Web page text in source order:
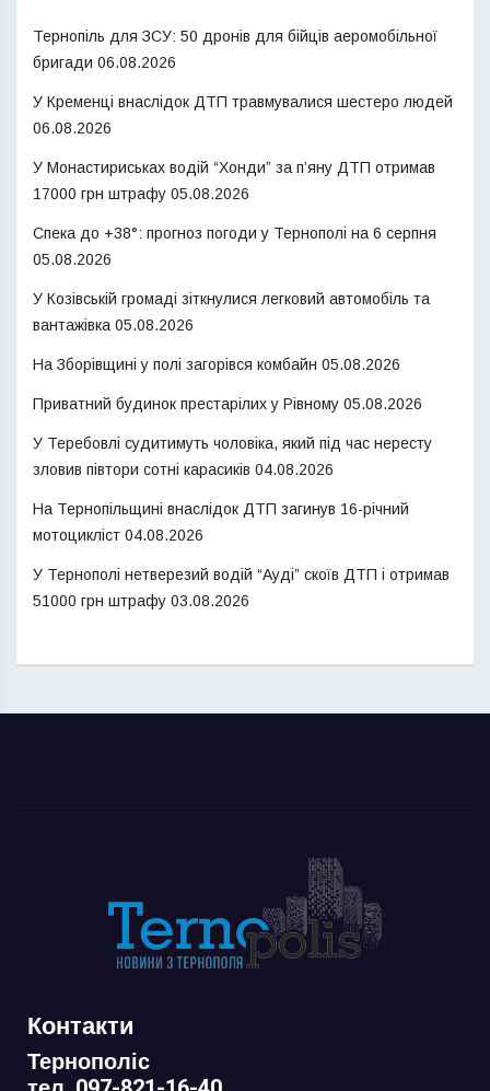
Тернопіль для ЗСУ: 50 дронів для бійців аеромобільної
бригади 06.08.2026
У Кременці внаслідок ДТП травмувалися шестеро людей
06.08.2026
У Монастириськах водій “Хонди” за п’яну ДТП отримав
17000 грн штрафу 05.08.2026
Спека до +38°: прогноз погоди у Тернополі на 6 серпня
05.08.2026
У Козівській громаді зіткнулися легковий автомобіль та
вантажівка 05.08.2026
На Зборівщині у полі загорівся комбайн 05.08.2026
Приватний будинок престарілих у Рівному 05.08.2026
У Теребовлі судитимуть чоловіка, який під час нересту
зловив півтори сотні карасиків 04.08.2026
На Тернопільщині внаслідок ДТП загинув 16-річний
мотоцикліст 04.08.2026
У Тернополі нетверезий водій “Ауді” скоїв ДТП і отримав
51000 грн штрафу 03.08.2026
Контакти
Тернополіс